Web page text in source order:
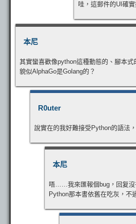
哇，這郵件的UI確實
本尼
其實蠻喜歡像python這種動態的、腳本式
貌似AlphaGo是Golang的？
R0uter
說實在的我好難接受Python的語法
本尼
唔……我來匯報個bug，回复
Python那本書依舊在吃灰，